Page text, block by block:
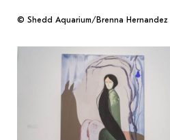
© Shedd Aquarium/Brenna Hernandez